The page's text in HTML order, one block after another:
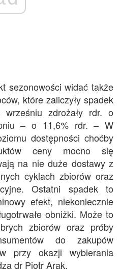
sezonowości widać także
które zaliczyły spadek
zdrożały rdr. o
– o 11,6% rdr. – W
dostępności choćby
ceny mocno się
na nie duże dostawy z
cyklach zbiorów oraz
Ostatni spadek to
efekt, niekoniecznie
obniżki. Może to
zbiorów oraz próby
do zakupów
przy okazji wybierania
dr Piotr Arak.